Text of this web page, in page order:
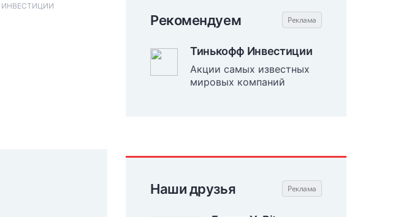
ИНВЕСТИЦИИ
Рекомендуем
Тинькофф Инвестиции
Акции самых известных
мировых компаний
Наши друзья